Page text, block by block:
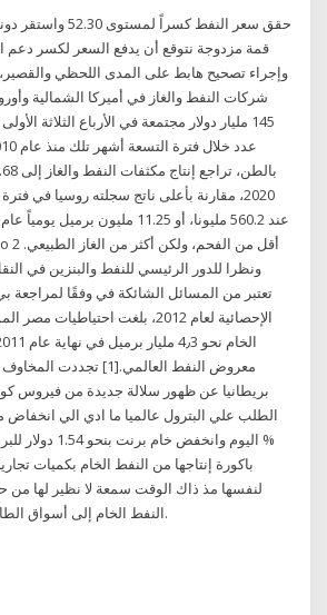
حقق سعر النفط كسراً
قمة مزدوجة نتوقع أن يدفع السعر لكسر دعم
وإجراء تصحيح هابط على المدى اللحظي
شركات النفط والغاز في أميركا الشمالية
2020، مقارنة بأعلى ناتج سجلته روسيا في
ونظرا للدور الرئيسي للنفط والبنزين في
معروض النفط العالمي.[1]
بريطانيا عن ظهور سلالة جديدة من فيروس
% اليوم وانخفض
لنفسها مذ ذاك الوقت سمعة لا نظير لها من
النفط الخام إلى أسواق الطاقة في شتى بقاع العالم.